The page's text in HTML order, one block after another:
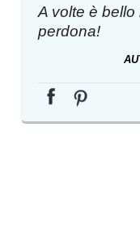
A volte è
perdona!